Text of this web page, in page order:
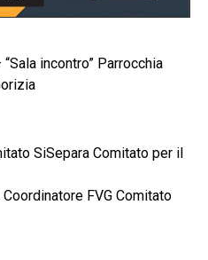
incontro” Parrocchia
SiSepara Comitato per il
FVG Comitato